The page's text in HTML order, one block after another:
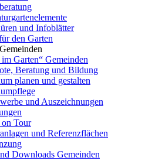
und Infoblätter
den Garten
Garten“ Gemeinden
Beratung und Bildung
planen und gestalten
und Auszeichnungen
on Tour
und Referenzflächen
Downloads Gemeinden